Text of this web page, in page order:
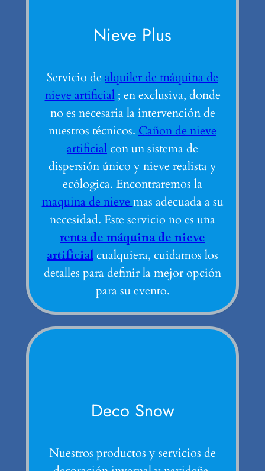
Nieve Plus
Servicio de alquiler de máquina de
nieve artificial; en exclusiva, donde
no es necesaria la intervención de
nuestros técnicos. Cañon de nieve
artificialcon un sistema de
dispersión único y nieve realista y
ecólogica. Encontraremos la
maquina de nieve mas adecuada a su
necesidad. Este servicio no es una
renta de máquina de nieve
artificialcualquiera, cuidamos los
detalles para definir la mejor opción
para su evento.
Deco Snow
Nuestros productos y servicios de